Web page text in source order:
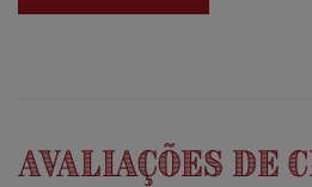
Avaliações de